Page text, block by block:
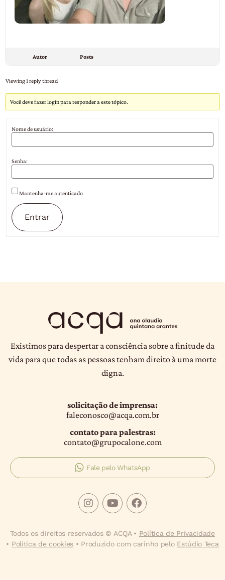
Autor Posts
Viewing 1 reply thread
Você deve fazer login para responder a este tópico.
Nome de usuário:
Senha:
Mantenha-me autenticado
Entrar
Existimos para despertar a consciência sobre a finitude da
vida para que todas as pessoas tenham direito à uma morte
digna.
solicitação de imprensa:
faleconosco@acqa.com.br
contato para palestras:
contato@grupocalone.com
Fale pelo WhatsApp
Todos os direitos reservados © ACQA • Política de Privacidade
• Política de cookies • Produzido com carinho pelo Estúdio Teca